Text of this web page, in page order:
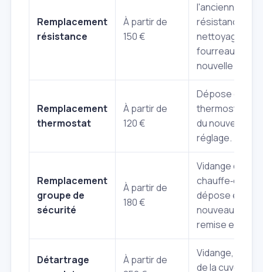
Remplacement
résistance
À partir de
150 €
l'ancienne
résistance,
nettoyage du
fourreau, pose
nouvelle
Remplacement
thermostat
À partir de
120 €
Dépose de
thermostat,
du nouveau,
réglage.
Remplacement
groupe de
sécurité
À partir de
180 €
Vidange du
chauffe‑eau,
dépose et
nouveau
remise en eau.
Détartrage
À partir de
Vidange,
de la cuve et